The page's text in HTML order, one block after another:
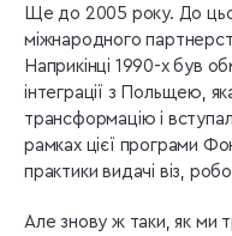
Ще до 2005 року. До
міжнародного
Наприкінці 1990-х був
інтеграції з Польщею,
трансформацію і
рамках цієї програми
практики видачі віз,
Але знову ж таки, як ми